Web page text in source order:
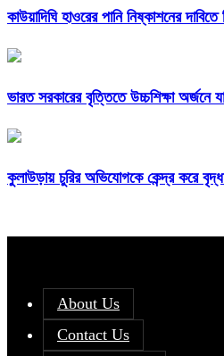
কাউয়াদিঘি হাওরের পানি নিষ্কাশনের
ভারত সরকারের বৃত্তিতে উচ্চশিক্ষা অর্জনে
কুলাউড়ায় চুরির অভিযোগকে কেন্দ্র করে
About Us
Contact Us